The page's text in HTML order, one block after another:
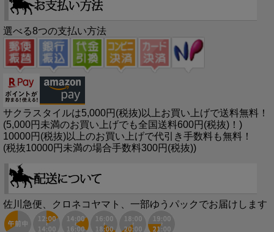
選べる8つの支払い方法
サクラスタイルは5,000円(税抜)以上お買い上げで送料無料！
(5,000円未満のお買い上げでも全国送料600円(税抜)！)
10000円(税抜)以上のお買い上げで代引き手数料も無料！
(税抜10000円未満の場合手数料300円(税抜))
佐川急便、クロネコヤマト、一部ゆうパックでお届けします